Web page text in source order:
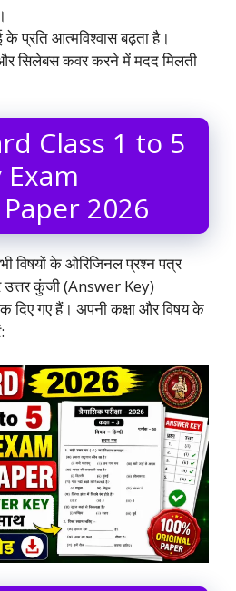
प्रति आत्मविश्वास बढ़ता है।
सिलेबस कवर करने में मदद मिलती
Class 1 to 5
2026
विषयों के ओरिजिनल प्रश्न पत्र
कुंजी (Answer Key)
दिए गए हैं। अपनी कक्षा और विषय के